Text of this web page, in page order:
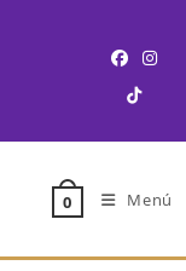
0 Menú